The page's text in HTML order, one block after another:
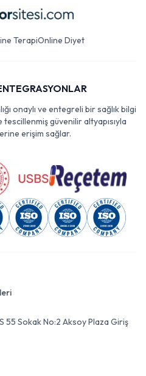
TerapiOnline Diyet
onaylı ve entegreli bir sağlık bilgi
güvenilir altyapısıyla
erişim sağlar.
55 Sokak No:2 Aksoy Plaza Giriş